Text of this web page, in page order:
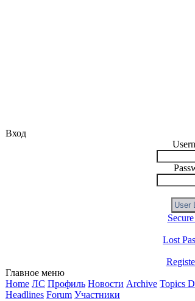
Вход
Lost
Главное меню
Home ЛС Профиль Новости Archive Topics
Headlines Forum Участники